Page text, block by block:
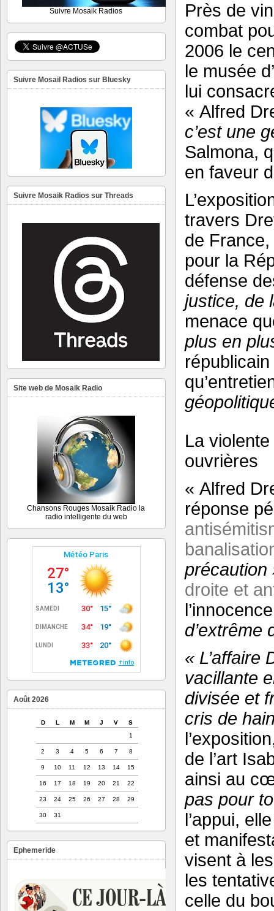
Suivre Mosaik Radios
Suivre Mosail Radios sur Bluesky
Suivre Mosaik Radios sur Threads
Site web de Mosaik Radio
Chansons Rouges Mosaik Radio la
radio intelligente du web
Août 2026
D L M M J V
S
1
2 3 4 5 6 7 8
9 10 11 12 13 14 15
16 17 18 19 20 21 22
23 24 25 26 27 28 29
30 31
Ephemeride
Près de
combat
2006 le
le musée
lui
« Alfred
c’est une
Salmona,
en faveur
travers
de France,
pour la
défense
justice, de
menace
plus en
La
ouvrières
« Alfred
réponse
précaution
droite et
d’extrême
« L’affaire
vacillante
divisée et
cris de
de l’art
ainsi au
pas pour
l’appui,
et
visent à
les
celle du